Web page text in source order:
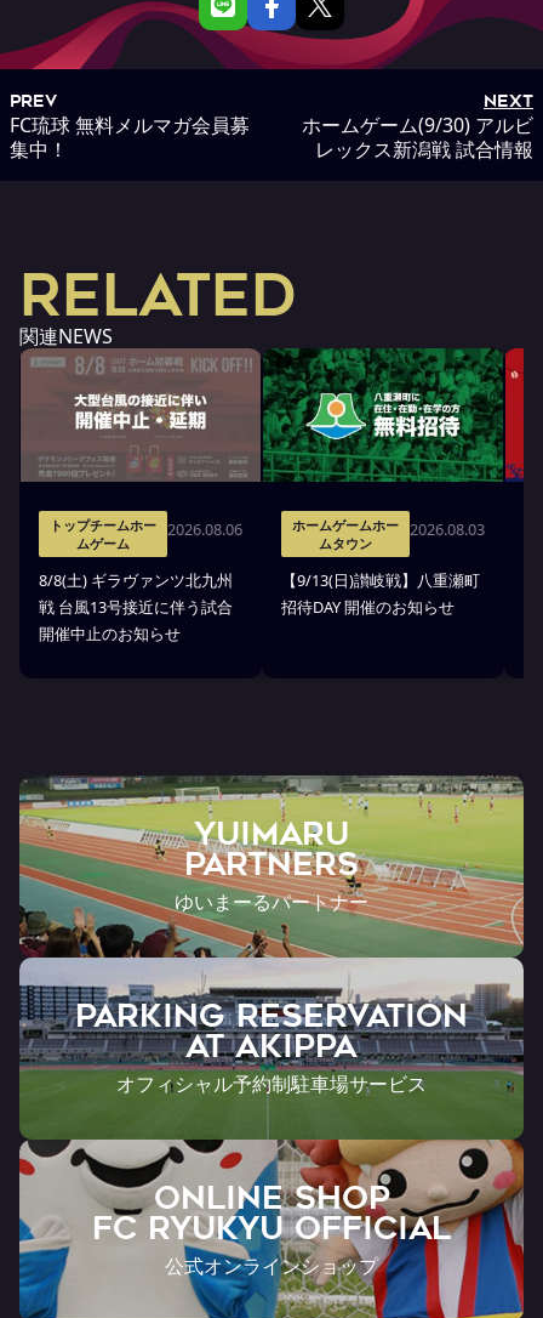
PREV
FC琉球 無料メルマガ会員募
集中！
NEXT
ホームゲーム(9/30) アルビ
レックス新潟戦 試合情報
RELATED
関連NEWS
トップチームホー
ムゲーム
2026.08.06
8/8(土) ギラヴァンツ北九州
戦 台風13号接近に伴う試合
開催中止のお知らせ
ホームゲームホー
ムタウン
2026.08.03
【9/13(日)讃岐戦】八重瀬町
招待DAY 開催のお知らせ
YUIMARU
Partners
ゆいまーるパートナー
PARKING RESERVATION
AT Akippa
オフィシャル予約制駐車場サービス
ONLINE SHOP
FC RYUKYU OFFICIAL
公式オンラインショップ